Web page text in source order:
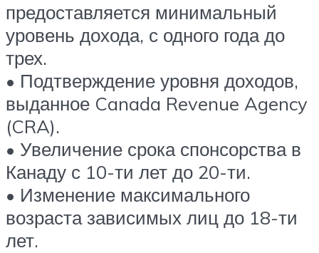
предоставляется минимальный
уровень дохода, с одного года до
трех.
• Подтверждение уровня доходов,
выданное Canada Revenue Agency
(CRA).
• Увеличение срока спонсорства в
Канаду с 10-ти лет до 20-ти.
• Изменение максимального
возраста зависимых лиц до 18-ти
лет.